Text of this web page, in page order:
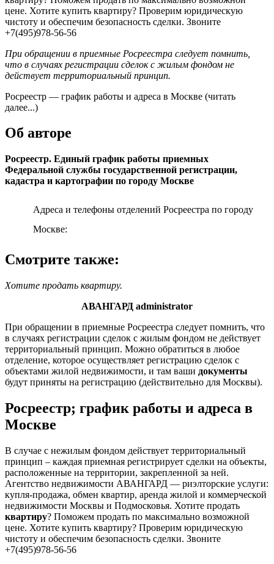
цене. Хотите купить квартиру? Проверим юридическую
чистоту и обеспечим безопасность сделки. Звоните
+7(495)978-56-56
При обращении в приемные Росреестра следует помнить,
что в случаях регистрации сделок с жилым фондом не
действует территориальный принцип.
Росреестр — график работы и адреса в Москве (читать
далее...)
Об авторе
Росреестр. Единый график работы приемных
Федеральной службы государственной регистрации,
кадастра и картографии по городу Москве
Адреса и телефоны отделений Росреестра по городу
Москве:
Смотрите также:
Хотите продать квартиру.
АВАНГАРД administrator
При обращении в приемные Росреестра следует помнить, что
в случаях регистрации сделок с жилым фондом не действует
территориальный принцип. Можно обратиться в любое
отделение, которое осуществляет регистрацию сделок с
объектами жилой недвижимости, и там ваши документы
будут приняты на регистрацию (действительно для Москвы).
Росреестр; график работы и адреса в
Москве
В случае с нежилым фондом действует территориальный
принцип – каждая приемная регистрирует сделки на объекты,
расположенные на территории, закрепленной за ней.
Агентство недвижимости АВАНГАРД — риэлторские услуги:
купля-продажа, обмен квартир, аренда жилой и коммерческой
недвижимости Москвы и Подмосковья. Хотите продать
квартиру? Поможем продать по максимально возможной
цене. Хотите купить квартиру? Проверим юридическую
чистоту и обеспечим безопасность сделки. Звоните
+7(495)978-56-56